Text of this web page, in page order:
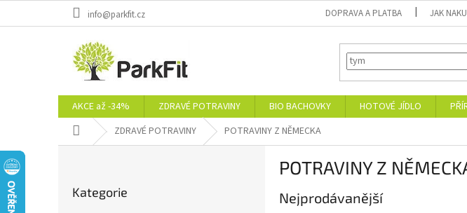
info@parkfit.cz DOPRAVA A PLATBA JAK
AKCE až -34% ZDRAVÉ POTRAVINY BIO BACHOVKY HOTOVÉ JÍDLO
Domů ZDRAVÉ POTRAVINY POTRAVINY Z NĚMECKA
kategorie
Kategorie
POTRAVINY Z
Nejprodávanější